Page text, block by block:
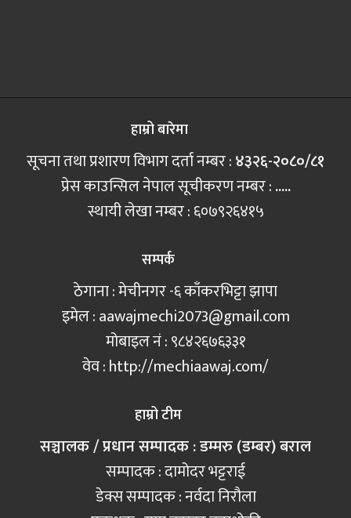
हाम्रो बारेमा
सूचना तथा प्रशारण विभाग दर्ता नम्बर :४३२६-२०८०/८१
प्रेस काउन्सिल नेपाल सूचीकरण नम्बर :.....
स्थायी लेखा नम्बर : ६०७९२६४१५
सम्पर्क
ठेगाना : मेचीनगर -६ काँकरभिट्टा झापा
इमेल :aawajmechi2073@gmail.com
मोबाइल नं‍ : ९८४२६७६३३१
वेव : http://mechiaawaj.com/
हाम्रो टीम
सञ्चालक / प्रधान सम्पादक : डम्मरु (डम्बर) बराल
सम्पादक : दामोदर भट्टराई
डेक्स सम्पादक : नर्वदा निरौला